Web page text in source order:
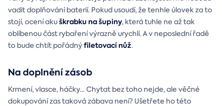
vadit doplňování baterií. Pokud usoudí, že tenhle úlovek za to
stojí, ocení akuškrabku na šupiny, která tuhle ne až tak
oblíbenou část rybaření výrazně urychlí. A v neposlední řadě
to bude chtít pořádnýfiletovací nůž.
Na doplnění zásob
Krmení, vlasce, háčky… Chytat bez toho nejde, ale věčné
dokupování zas taková zábava není? Ušetřete ho této